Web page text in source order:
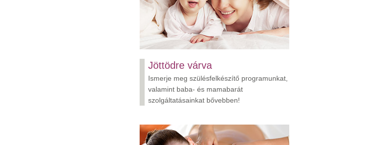
Jöttödre várva
Ismerje meg szülésfelkészítő programunkat,
valamint baba- és mamabarát
szolgáltatásainkat bővebben!